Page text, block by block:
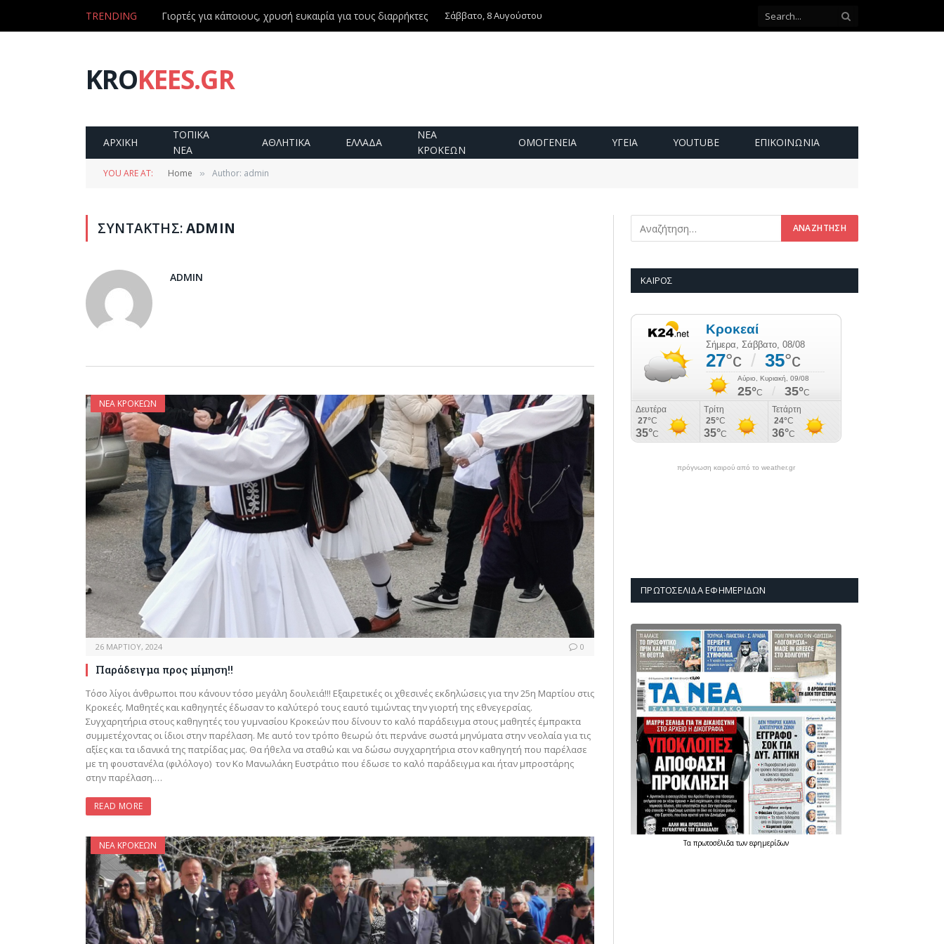
TRENDING Ντίνος Χριστοφιλάκης – Τη Δευτέρα 3 Αυγούστου η εξόδιος ακολουθία Σάββατο, 8 Αυγούστου
KROKEES.GR
ΑΡΧΙΚΗ
ΤΟΠΙΚΑ
ΝΕΑ
ΑΘΛΗΤΙΚΑ ΕΛΛΑΔΑ
ΝΕΑ
ΚΡΟΚΕΩΝ
ΟΜΟΓΕΝΕΙΑ ΥΓΕΙΑ YOUTUBE ΕΠΙΚΟΙΝΩΝΊΑ
YOU ARE AT: Home » Author: admin
ΣΥΝΤΆΚΤΗΣ:ADMIN
ADMIN
ΝΈΑ ΚΡΟΚΕΏΝ
26 ΜΑΡΤΊΟΥ, 2024 0
Παράδειγμα προς μίμηση!!
Τόσο λίγοι άνθρωποι που κάνουν τόσο μεγάλη δουλειά!!! Εξαιρετικές οι χθεσινές εκδηλώσεις για την 25η Μαρτίου στις
Κροκεές. Μαθητές και καθηγητές έδωσαν το καλύτερό τους εαυτό τιμώντας την γιορτή της εθνεγερσίας.
Συγχαρητήρια στους καθηγητές του γυμνασίου Κροκεών που δίνουν το καλό παράδειγμα στους μαθητές έμπρακτα
συμμετέχοντας οι ίδιοι στην παρέλαση. Με αυτό τον τρόπο θεωρώ ότι περνάνε σωστά μηνύματα στην νεολαία για τις
αξίες και τα ιδανικά της πατρίδας μας. Θα ήθελα να σταθώ και να δώσω συγχαρητήρια στον καθηγητή που παρέλασε
με τη φουστανέλα (φιλόλογο) τον Κο Μανωλάκη Ευστράτιο που έδωσε το καλό παράδειγμα και ήταν μπροστάρης
στην παρέλαση.…
READ MORE
ΝΈΑ ΚΡΟΚΕΏΝ
ΚΑΙΡΌΣ
πρόγνωση καιρού από το weather.gr
ΠΡΩΤΟΣΈΛΙΔΑ ΕΦΗΜΕΡΊΔΩΝ
Τα πρωτοσέλιδατων εφημερίδων